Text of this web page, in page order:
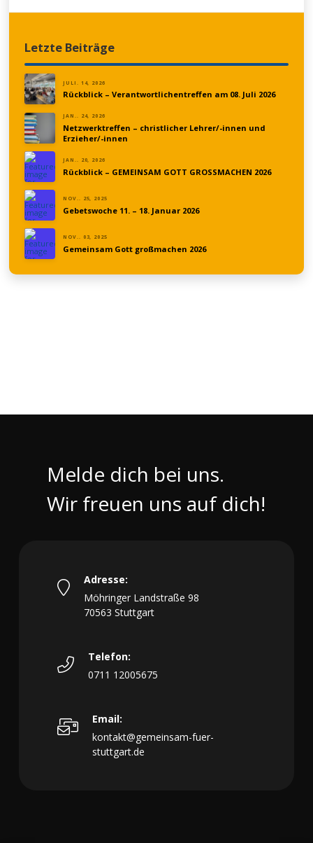
Letzte Beiträge
JULI. 14, 2026
Rückblick – Verantwortlichentreffen am 08. Juli 2026
JAN.. 24, 2026
Netzwerktreffen – christlicher Lehrer/-innen und
Erzieher/-innen
JAN.. 20, 2026
Rückblick – GEMEINSAM GOTT GROSSMACHEN 2026
NOV.. 25, 2025
Gebetswoche 11. – 18. Januar 2026
NOV.. 03, 2025
Gemeinsam Gott großmachen 2026
Melde dich bei uns.
Wir freuen uns auf dich!
Adresse:
Möhringer Landstraße 98
70563 Stuttgart
Telefon:
0711 12005675
Email:
kontakt@gemeinsam-fuer-
stuttgart.de